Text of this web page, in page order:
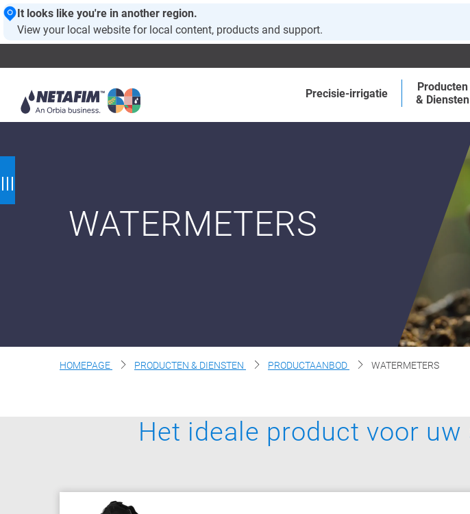
It looks like you're in another region.
View your local website for local content, products and support.
Precisie-irrigatie
Producten
& Diensten
WATERMETERS
HOMEPAGE PRODUCTEN & DIENSTEN PRODUCTAANBOD WATERMETERS
Het ideale product voor uw